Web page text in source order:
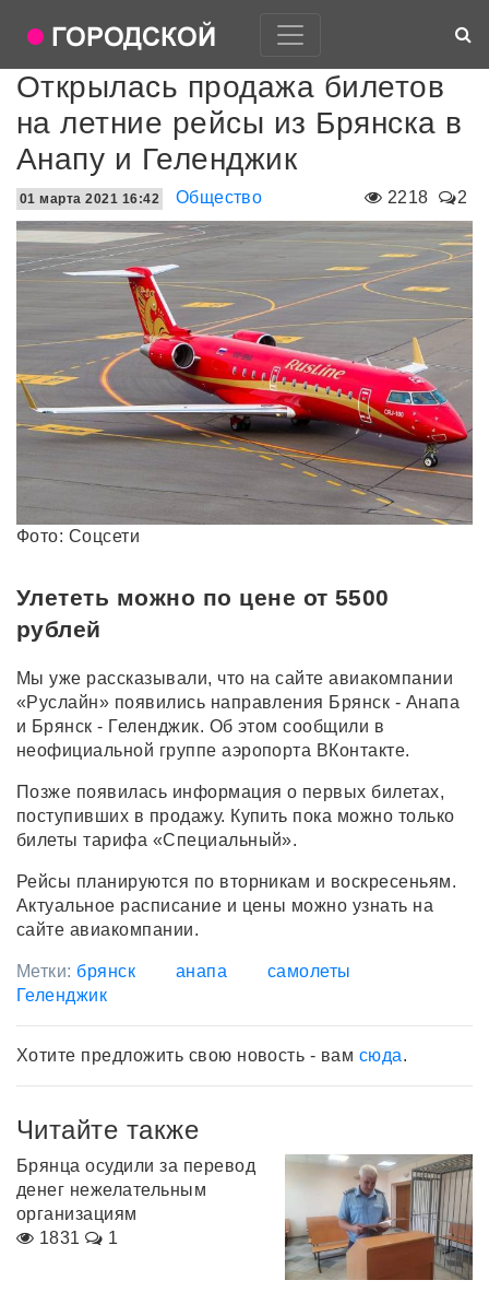
Открылась продажа билетов
на летние рейсы из Брянска в
Анапу и Геленджик
2218 2
01 марта 2021 16:42 Общество
Фото: Соцсети
Улететь можно по цене от 5500
рублей
Мы уже рассказывали, что на сайте авиакомпании
«Руслайн» появились направления Брянск - Анапа
и Брянск - Геленджик. Об этом сообщили в
неофициальной группе аэропорта ВКонтакте.
Позже появилась информация о первых билетах,
поступивших в продажу. Купить пока можно только
билеты тарифа «Специальный».
Рейсы планируются по вторникам и воскресеньям.
Актуальное расписание и цены можно узнать на
сайте авиакомпании.
Метки: брянск анапа
самолеты
Геленджик
Хотите предложить свою новость - вам сюда.
Читайте также
Брянца осудили за перевод
денег нежелательным
организациям
1831
1